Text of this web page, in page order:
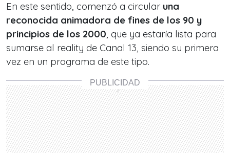
En este sentido, comenzó a circular una
reconocida animadora de fines de los 90 y
principios de los 2000, que ya estaría lista para
sumarse al reality de Canal 13, siendo su primera
vez en un programa de este tipo.